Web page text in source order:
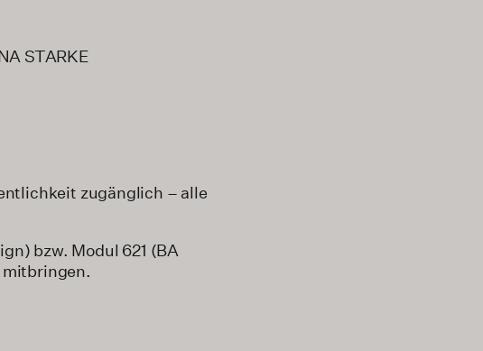
STARKE
zugänglich – alle
bzw. Modul 621 (BA
mitbringen.